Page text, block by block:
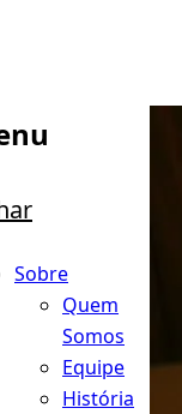
Sobre
Quem
Somos
Equipe
História